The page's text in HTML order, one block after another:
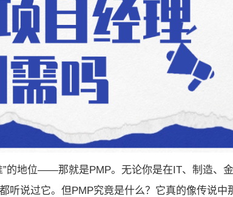
的地位——那就是PMP。无论你是在IT、制造、
听说过它。但PMP究竟是什么？它真的像传说中